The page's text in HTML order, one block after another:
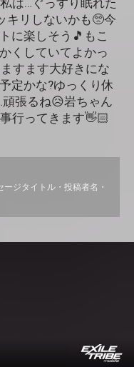
キリしないかも🥺今
に楽しそう🎵もこ
くしていてよかっ
すます大好きにな
定かな?ゆっくり休
張るね😥岩ちゃん
行ってきます👋🏻
ジタイトル・投稿者名・